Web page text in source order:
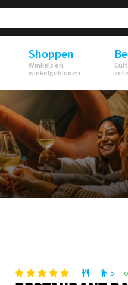
Shoppen
Winkels en
winkelgebieden
restaurant emoji_people 5